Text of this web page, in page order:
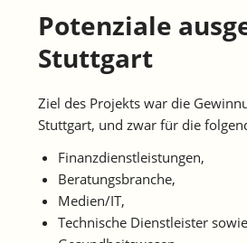
Abgeschlossene Projekte
IAW-Diskussionspapiere
IAW-Kurzberichte
IAW-Forschungsberichte
IAW-Policy Reports
IAW-Impulse
IAW-News
Mitarbeiterinnen
Sekretariat und IT
Studentische Hilfskräfte,
Praktikantinnen und Praktikanten
Potenziale
Stuttgart
Ziel des Projekts war die
Stuttgart, und zwar für die
Finanzdienstleistungen,
Beratungsbranche,
Medien/IT,
Technische Dienstleister sowie